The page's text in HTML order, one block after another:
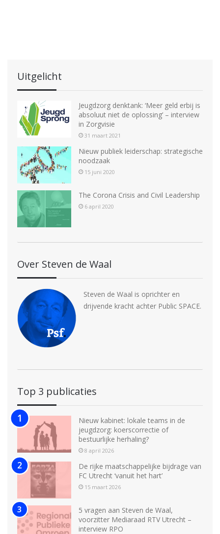
Uitgelicht
Jeugdzorg denktank: ‘Meer geld erbij is
absoluut niet de oplossing’ – interview
in Zorgvisie
31 maart 2021
Nieuw publiek leiderschap: strategische
noodzaak
15 juni 2020
The Corona Crisis and Civil Leadership
6 april 2020
Over Steven de Waal
Steven de Waal is oprichter en
drijvende kracht achter Public SPACE.
Top 3 publicaties
Nieuw kabinet: lokale teams in de
jeugdzorg: koerscorrectie of
bestuurlijke herhaling?
8 april 2026
De rijke maatschappelijke bijdrage van
FC Utrecht ‘vanuit het hart’
15 maart 2026
5 vragen aan Steven de Waal,
voorzitter Mediaraad RTV Utrecht –
interview RPO